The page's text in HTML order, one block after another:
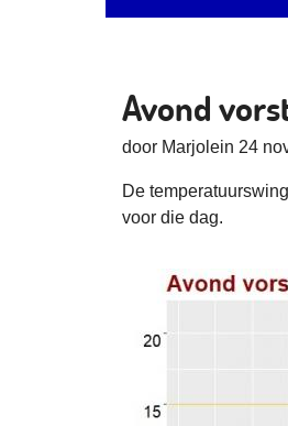
Avond
door Marjolein 24
De
voor die dag.